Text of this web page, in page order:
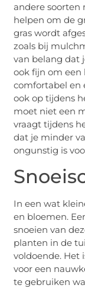
andere soorten
helpen om de
gras wordt
zoals bij
van belang dat
ook fijn om
comfortabel en
ook op tijdens
moet niet een
vraagt tijdens
dat je minder
ongunstig is
In een wat
en bloemen.
snoeien van
planten in de
voldoende. Het
voor een
te gebruiken